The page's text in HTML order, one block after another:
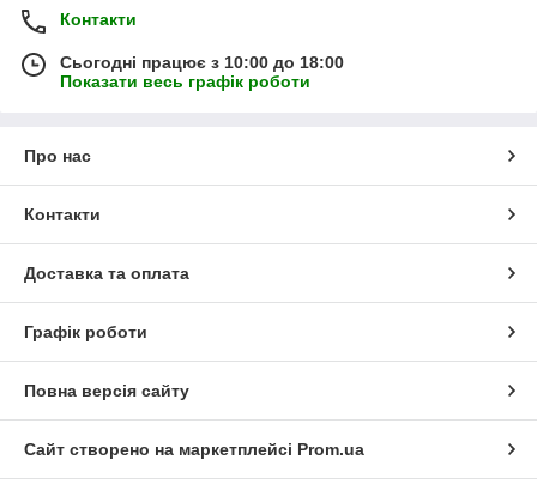
Контакти
Сьогодні працює з 10:00 до 18:00
Показати весь графік роботи
Про нас
Контакти
Доставка та оплата
Графік роботи
Повна версія сайту
Сайт створено на маркетплейсі Prom.ua